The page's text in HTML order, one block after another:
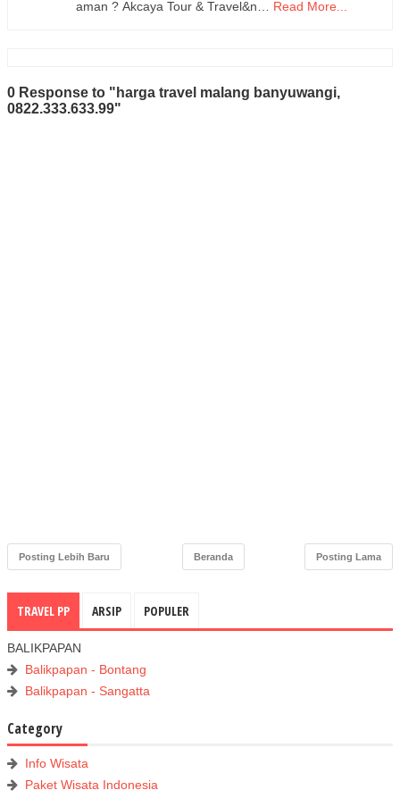
aman ? Akcaya Tour & Travel&n…
Read More...
0 Response to "harga travel malang banyuwangi,
0822.333.633.99"
Posting Lebih Baru Posting Lama
Beranda
TRAVEL PP ARSIP POPULER
BALIKPAPAN
Balikpapan - Bontang
Balikpapan - Sangatta
Category
Info Wisata
Paket Wisata Indonesia